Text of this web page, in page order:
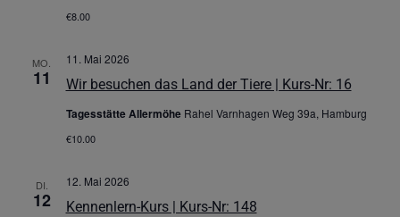
€8.00
MO.
11 Wir besuchen das Land der Tiere | Kurs-Nr: 16
11. Mai 2026
Tagesstätte Allermöhe Rahel Varnhagen Weg 39a, Hamburg
€10.00
DI.
12 Kennenlern-Kurs | Kurs-Nr: 148
12. Mai 2026